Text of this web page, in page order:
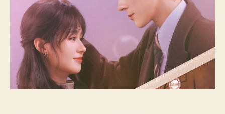
o
t
u
i
a
g
H
e
h
i
z
i